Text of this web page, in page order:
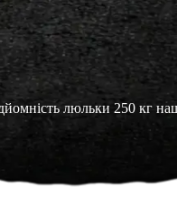
люльки 250 кг